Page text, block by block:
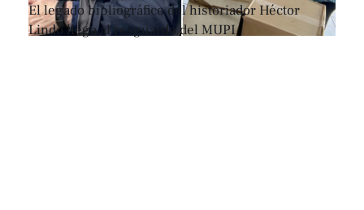
El legado bibliográfico del historiador Héctor
Lindo llega al resguardo del MUPI